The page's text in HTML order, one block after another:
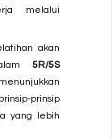
melalui
akan
5R/5S
prinsip
yang lebih